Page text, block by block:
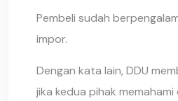
Pembeli sudah
impor.
Dengan kata lain, DDU
jika kedua pihak memahami